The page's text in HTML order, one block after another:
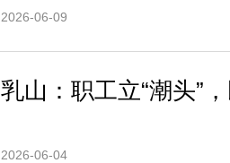
2026-06-09
乳山：职工立“潮头”
2026-06-04